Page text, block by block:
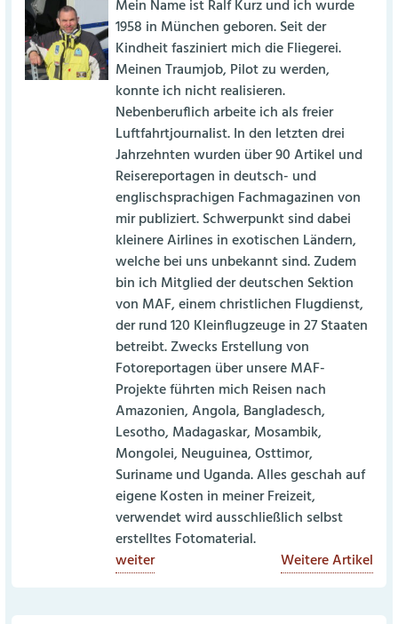
Mein Name ist Ralf Kurz und ich wurde
1958 in München geboren. Seit der
Kindheit fasziniert mich die Fliegerei.
Meinen Traumjob, Pilot zu werden,
konnte ich nicht realisieren.
Nebenberuflich arbeite ich als freier
Luftfahrtjournalist. In den letzten drei
Jahrzehnten wurden über 90 Artikel und
Reisereportagen in deutsch- und
englischsprachigen Fachmagazinen von
mir publiziert. Schwerpunkt sind dabei
kleinere Airlines in exotischen Ländern,
welche bei uns unbekannt sind. Zudem
bin ich Mitglied der deutschen Sektion
von MAF, einem christlichen Flugdienst,
der rund 120 Kleinflugzeuge in 27 Staaten
betreibt. Zwecks Erstellung von
Fotoreportagen über unsere MAF-
Projekte führten mich Reisen nach
Amazonien, Angola, Bangladesch,
Lesotho, Madagaskar, Mosambik,
Mongolei, Neuguinea, Osttimor,
Suriname und Uganda. Alles geschah auf
eigene Kosten in meiner Freizeit,
verwendet wird ausschließlich selbst
erstelltes Fotomaterial.
weiter
Weitere Artikel